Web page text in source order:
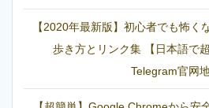
【2020年最新版】初心者でも怖く
歩き方とリンク集 【日本語で
Telegram官网